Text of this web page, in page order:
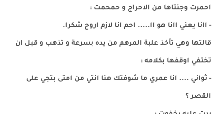
احمرت وجنتاها من الاحراج و حمحمت :
- اانا يعني اانا هو اا..... احم انا لازم اروح شكرا.
قالتها وهي تأخذ علبة المرهم من يده بسرعة و تذهب و قبل ان
تختفي اوقفها بكلامه :
- ثواني .... انا عمري ما شوفتك هنا انتي من امتى بتجي على
القصر ؟